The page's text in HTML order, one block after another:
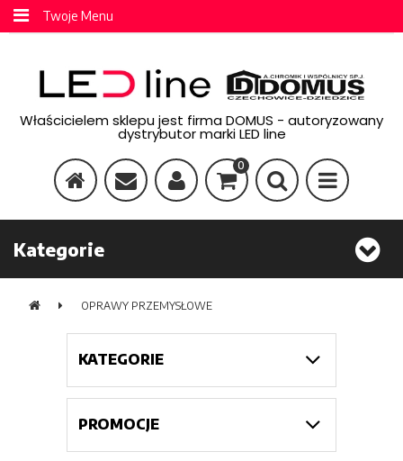
Twoje Menu
Właścicielem sklepu jest firma DOMUS - autoryzowany
dystrybutor marki LED line
0
Kategorie
OPRAWY PRZEMYSŁOWE
KATEGORIE
PROMOCJE